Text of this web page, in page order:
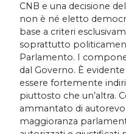
CNB e una decisione
non è né eletto
base a criteri
soprattutto
Parlamento. I
dal Governo. È
essere fortemente
piuttosto che un’altra.
ammantato di
maggioranza